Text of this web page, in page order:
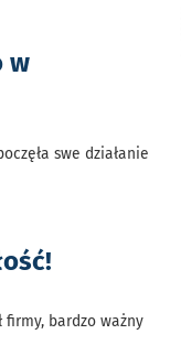
w
swe działanie
bardzo ważny